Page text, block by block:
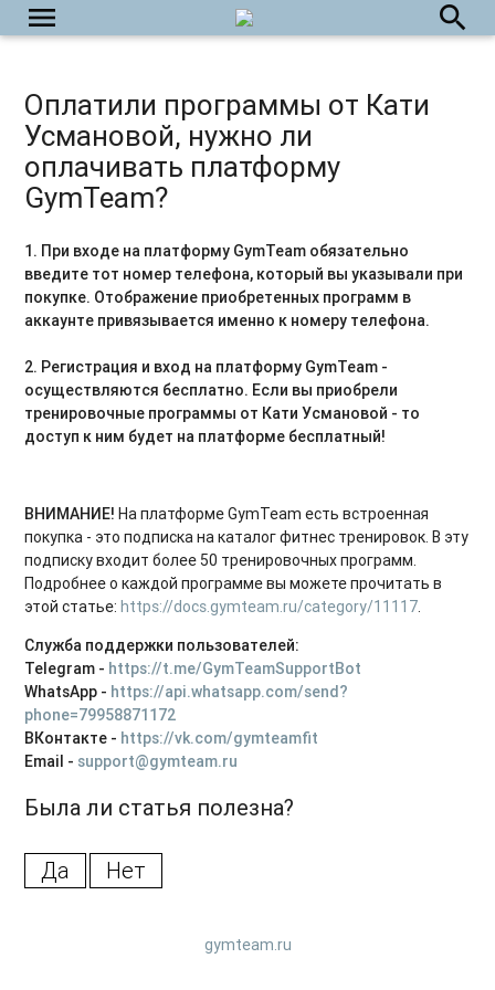
menu search
Оплатили программы от Кати
Усмановой, нужно ли
оплачивать платформу
GymTeam?
1. При входе на платформу GymTeam обязательно
введите тот номер телефона, который вы указывали при
покупке. Отображение приобретенных программ в
аккаунте привязывается именно к номеру телефона.
2. Регистрация и вход на платформу GymTeam -
осуществляются бесплатно. Если вы приобрели
тренировочные программы от Кати Усмановой - то
доступ к ним будет на платформе бесплатный!
ВНИМАНИЕ!На платформе GymTeam есть встроенная
покупка - это подписка на каталог фитнес тренировок. В эту
подписку входит более 50 тренировочных программ.
Подробнее о каждой программе вы можете прочитать в
этой статье:https://docs.gymteam.ru/category/11117.
Служба поддержки пользователей:
Telegram - https://t.me/GymTeamSupportBot
WhatsApp - https://api.whatsapp.com/send?
phone=79958871172
ВКонтакте - https://vk.com/gymteamfit
Email - support@gymteam.ru
Была ли статья полезна?
Да Нет
gymteam.ru